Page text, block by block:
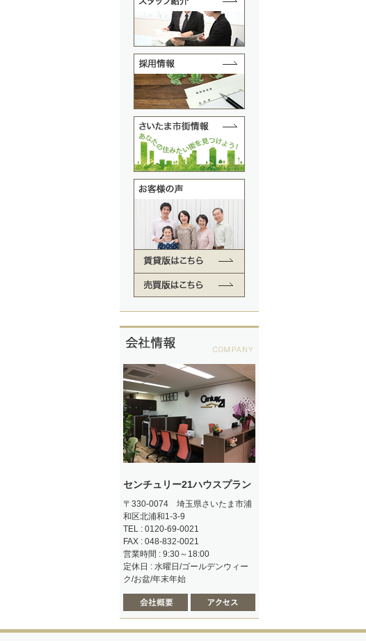
センチュリー21ハウスプラン
〒330-0074 埼玉県さいたま市浦
和区北浦和1-3-9
TEL : 0120-69-0021
FAX : 048-832-0021
営業時間 : 9:30～18:00
定休日 : 水曜日/ゴールデンウィー
ク/お盆/年末年始